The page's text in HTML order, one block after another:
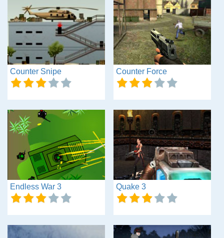
Counter Snipe Counter Force
Endless War 3 Quake 3